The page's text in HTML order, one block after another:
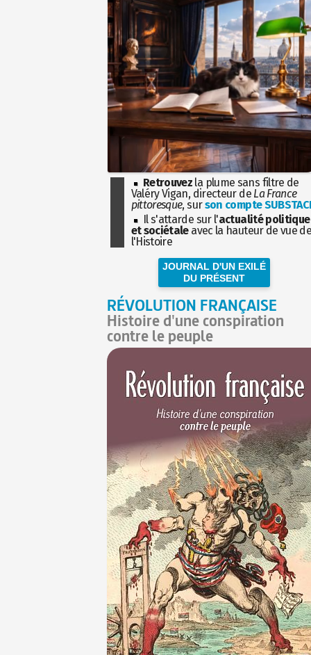
Retrouvez la plume sans filtre de
Valéry Vigan, directeur de La France
pittoresque, surson compte
Il s'attarde sur l'actualité politique
et sociétaleavec la hauteur de vue
l'Histoire
JOURNAL D'UN EXILÉ
DU PRÉSENT
RÉVOLUTION FRANÇAISE
Histoire d'une conspiration
contre le peuple